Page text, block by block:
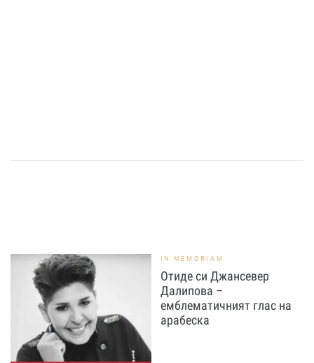
IN MEMORIAM
Отиде си Джансевер
Далипова –
емблематичният глас на
арабеска